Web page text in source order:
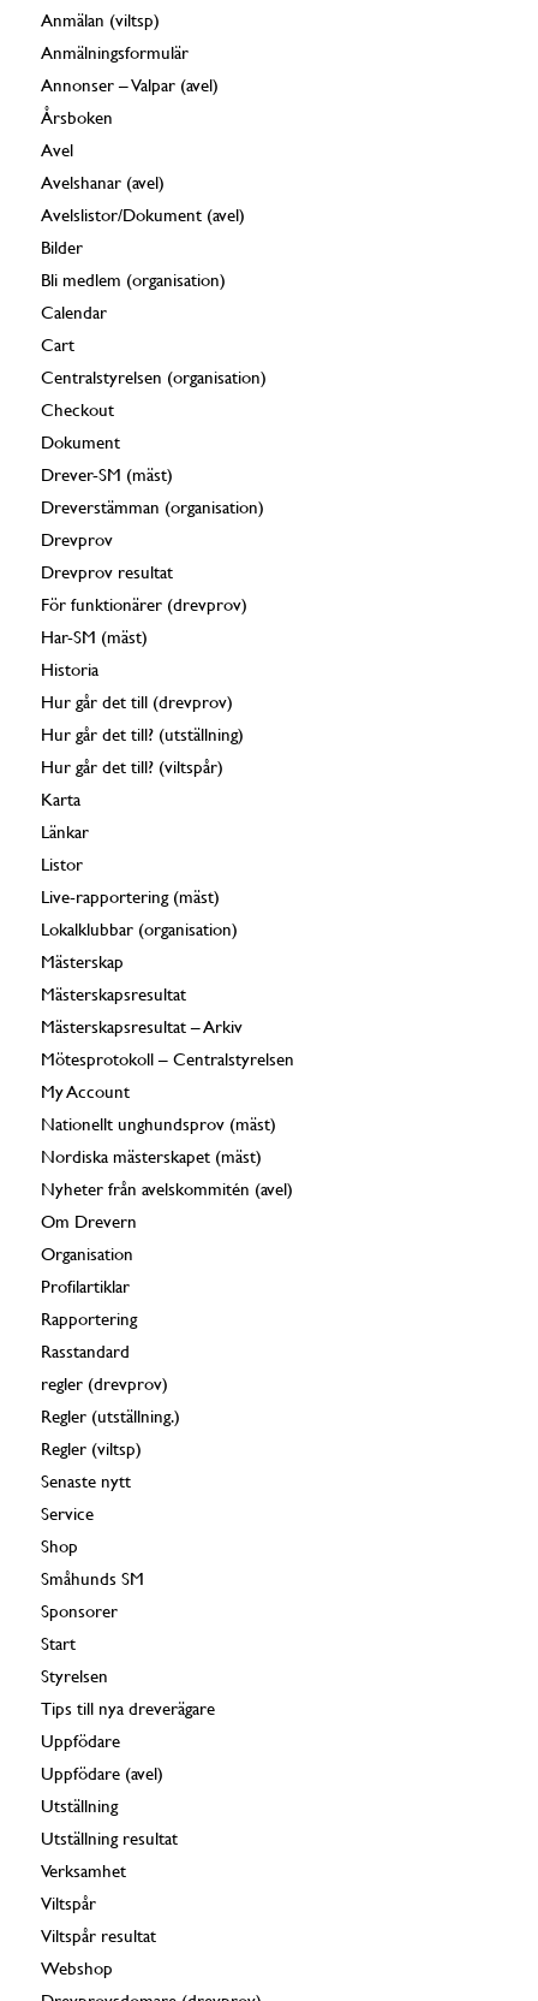
Anmälan (viltsp)
Anmälningsformulär
Annonser – Valpar (avel)
Årsboken
Avel
Avelshanar (avel)
Avelslistor/Dokument (avel)
Bilder
Bli medlem (organisation)
Calendar
Cart
Centralstyrelsen (organisation)
Checkout
Dokument
Drever-SM (mäst)
Dreverstämman (organisation)
Drevprov
Drevprov resultat
För funktionärer (drevprov)
Har-SM (mäst)
Historia
Hur går det till (drevprov)
Hur går det till? (utställning)
Hur går det till? (viltspår)
Karta
Länkar
Listor
Live-rapportering (mäst)
Lokalklubbar (organisation)
Mästerskap
Mästerskapsresultat
Mästerskapsresultat – Arkiv
Mötesprotokoll – Centralstyrelsen
My Account
Nationellt unghundsprov (mäst)
Nordiska mästerskapet (mäst)
Nyheter från avelskommitén (avel)
Om Drevern
Organisation
Profilartiklar
Rapportering
Rasstandard
regler (drevprov)
Regler (utställning.)
Regler (viltsp)
Senaste nytt
Service
Shop
Småhunds SM
Sponsorer
Start
Styrelsen
Tips till nya dreverägare
Uppfödare
Uppfödare (avel)
Utställning
Utställning resultat
Verksamhet
Viltspår
Viltspår resultat
Webshop